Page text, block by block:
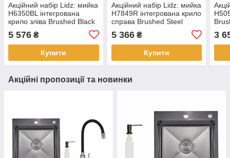
Акційний набір Lidz: мийка
H6350BL інтегрована
крило зліва Brushed Black
Змішувач Aria для кухні з
гнучким виливо
5 576 ₴
Купити
Акційний набір Lidz: мийка
H7849R інтегрована крило
справа Brushed Steel
3,0/1,0 мм + Змішувач Aria
для кухні з гнучким
виливом (k
5 366₴
Купити
Grey
3
Акційні пропозиції та новинки